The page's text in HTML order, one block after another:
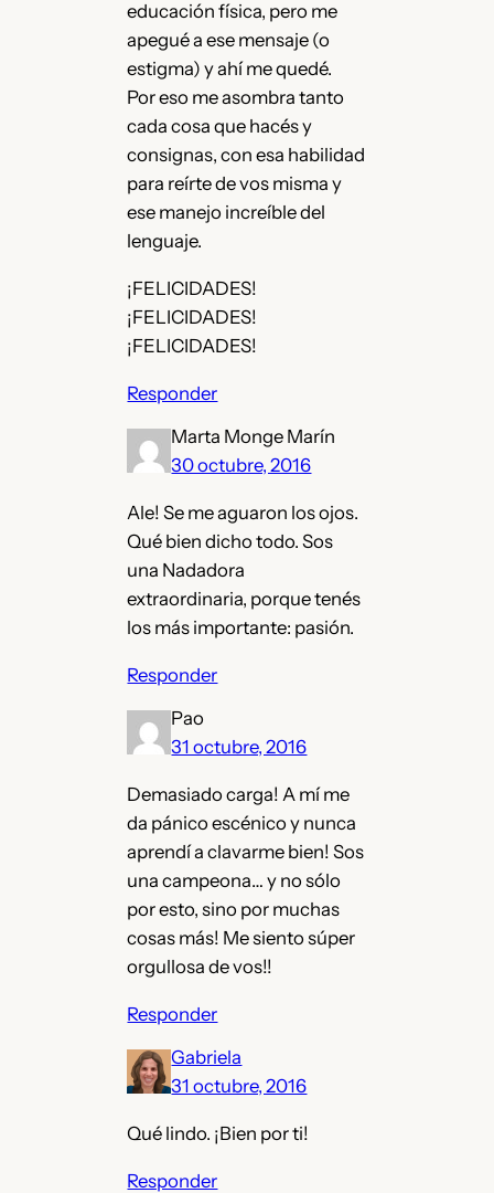
educación física, pero me
apegué a ese mensaje (o
estigma) y ahí me quedé.
Por eso me asombra tanto
cada cosa que hacés y
consignas, con esa habilidad
para reírte de vos misma y
ese manejo increíble del
lenguaje.
¡FELICIDADES!
¡FELICIDADES!
¡FELICIDADES!
Responder
Marta Monge Marín
30 octubre, 2016
Ale! Se me aguaron los ojos.
Qué bien dicho todo. Sos
una Nadadora
extraordinaria, porque tenés
los más importante: pasión.
Responder
Pao
31 octubre, 2016
Demasiado carga! A mí me
da pánico escénico y nunca
aprendí a clavarme bien! Sos
una campeona… y no sólo
por esto, sino por muchas
cosas más! Me siento súper
orgullosa de vos!!
Responder
Gabriela
31 octubre, 2016
Qué lindo. ¡Bien por ti!
Responder